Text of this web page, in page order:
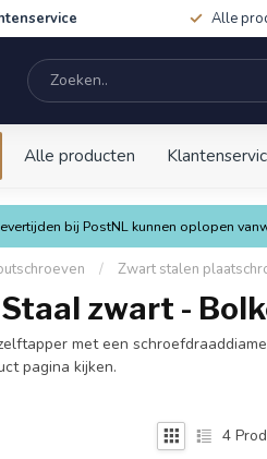
Alle
Alle producten
bij PostNL kunnen oplopen
/ Zwart stalen
zwart -
met een
pagina kijken.
4